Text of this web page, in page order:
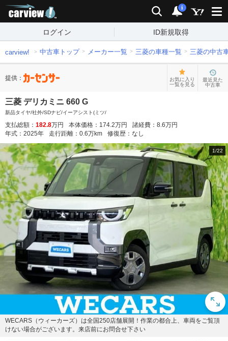
検索 通知
i
ログイン ID新規取得
carview! 中古車トップ メーカー一覧 三菱の車種一覧 三菱の中古
提供：
お気に入り
一覧を見る
最近見た
中古車
三菱 デリカミニ 660 G
新品タイヤ/社外/SDナビ/イーアシスト(ミツ/
支払総額： 182.8万円 本体価格： 174.2万円 諸経費： 8.6万円
年式： 2025年 走行距離： 0.6万km 修復歴： なし
1/22
WECARS（ウィーカーズ）は全国250店舗展開！作業の都合上、車両をご覧頂
けない場合がございます。来店前にお問合せ下さい